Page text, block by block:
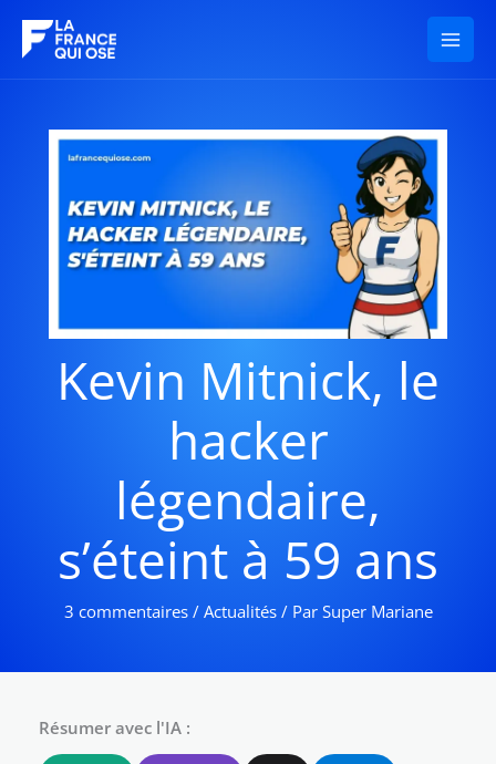
contenu
Kevin Mitnick, le
hacker
légendaire,
s’éteint à 59 ans
3 commentaires / Actualités/ Par Super Mariane
Résumer avec l'IA :